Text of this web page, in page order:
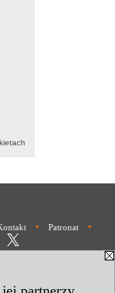
• Patronat •